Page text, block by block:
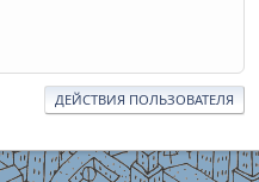
ДЕЙСТВИЯ ПОЛЬЗОВАТЕЛЯ